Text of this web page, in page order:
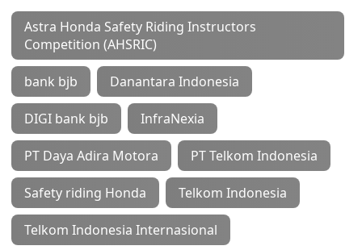
Astra Honda Safety Riding Instructors
Competition (AHSRIC)
bank bjb Danantara Indonesia
DIGI bank bjb InfraNexia
PT Daya Adira Motora PT Telkom Indonesia
Safety riding Honda Telkom Indonesia
Telkom Indonesia Internasional